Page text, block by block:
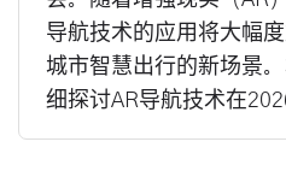
导航技术的应用将大幅
城市智慧出行的新场景
细探讨AR导航技术在